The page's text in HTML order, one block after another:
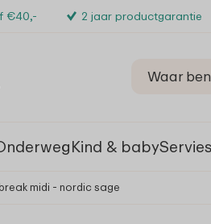
€40,- 2 jaar productgarantie
Kind & babyServies
midi - nordic sage